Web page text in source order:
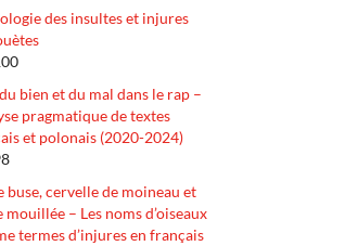
des insultes et injures
bien et du mal dans le rap –
pragmatique de textes
et polonais (2020-2024)
buse, cervelle de moineau et
mouillée – Les noms d’oiseaux
termes d’injures en français